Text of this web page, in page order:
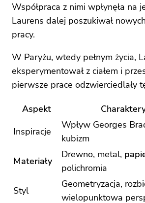
Współpraca z nimi wpłynęła na
Laurens dalej poszukiwał
pracy.
W Paryżu, wtedy pełnym życia,
eksperymentował z ciałem i
pierwsze prace odzwierciedlały
Aspekt
Inspiracje
Wpływ Georges
kubizm
Materiały
Drewno, metal,
polichromia
Styl
Geometryzacja,
wielopunktowa